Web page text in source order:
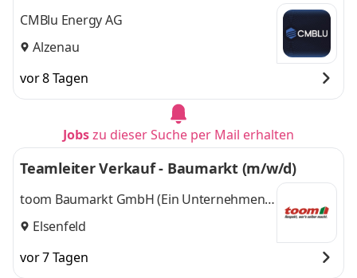
CMBlu Energy AG
Alzenau
vor 8 Tagen
Jobszu dieser Suche per Mail erhalten
Teamleiter Verkauf - Baumarkt (m/w/d)
toom Baumarkt GmbH (Ein Unternehmen
der REWE Group)
Elsenfeld
vor 7 Tagen